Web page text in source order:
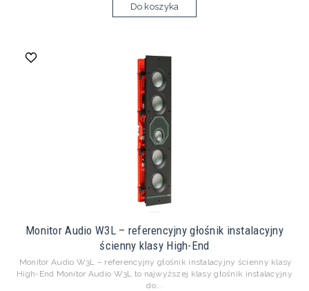
Do koszyka
Monitor Audio W3L – referencyjny głośnik instalacyjny
ścienny klasy High-End
Monitor Audio W3L – referencyjny głośnik instalacyjny ścienny klasy
High-End Monitor Audio W3L to najwyższej klasy głośnik instalacyjny
do...